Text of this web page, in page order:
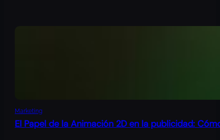
Marketing
El Papel de la Animación 2D en la publicidad: